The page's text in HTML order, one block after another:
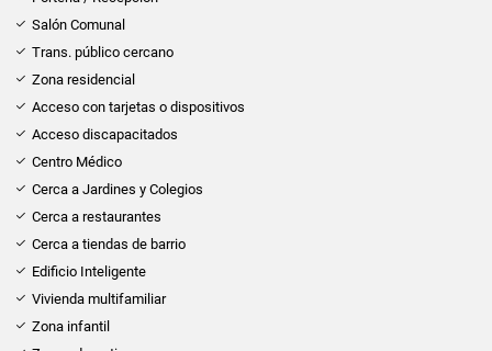
Salón Comunal
Trans. público cercano
Zona residencial
Acceso con tarjetas o dispositivos
Acceso discapacitados
Centro Médico
Cerca a Jardines y Colegios
Cerca a restaurantes
Cerca a tiendas de barrio
Edificio Inteligente
Vivienda multifamiliar
Zona infantil